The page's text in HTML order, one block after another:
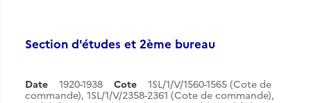
Section d'études et 2ème bureau
Date 1920-1938 Cote
1SL/1/V/1560-1565 (Cote de
commande), 1SL/1/V/2358-2361 (Cote de commande),